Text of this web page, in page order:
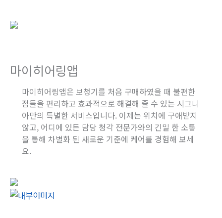
마이히어링앱
마이히어링앱은 보청기를 처음 구매하였을 때 불편한
점들을 편리하고 효과적으로 해결해 줄 수 있는 시그니
아만의 특별한 서비스입니다. 이제는 위치에 구애받지
않고, 어디에 있든 담당 청각 전문가와의 긴밀 한 소통
을 통해 차별화 된 새로운 기준에 케어를 경험해 보세
요.